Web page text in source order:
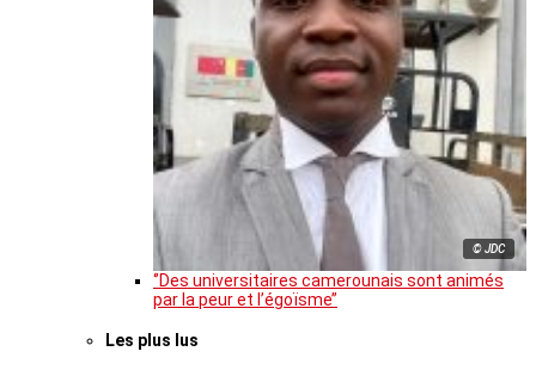
© JDC
‘’Des universitaires camerounais sont animés
par la peur et l’égoïsme’’
Les plus lus